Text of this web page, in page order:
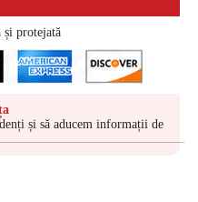
și protejată
și să aducem informații de